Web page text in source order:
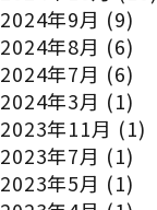
2024年9月 (9)
2024年8月 (6)
2024年7月 (6)
2024年3月 (1)
2023年11月 (1)
2023年7月 (1)
2023年5月 (1)